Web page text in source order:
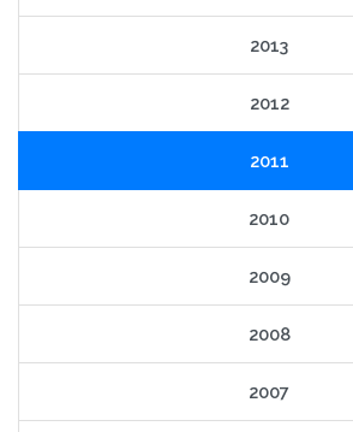
2013
2012
2011
2010
2009
2008
2007